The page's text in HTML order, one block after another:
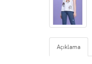
Açıklama